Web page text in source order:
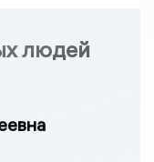
людей